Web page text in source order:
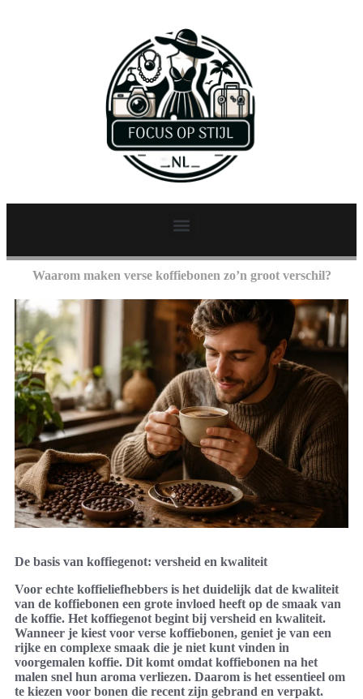
Waarom maken verse koffiebonen zo’n groot verschil?
De basis van koffiegenot: versheid en kwaliteit
Voor echte koffieliefhebbers is het duidelijk dat de kwaliteit
van de koffiebonen een grote invloed heeft op de smaak van
de koffie. Het koffiegenot begint bij versheid en kwaliteit.
Wanneer je kiest voor verse koffiebonen, geniet je van een
rijke en complexe smaak die je niet kunt vinden in
voorgemalen koffie. Dit komt omdat koffiebonen na het
malen snel hun aroma verliezen. Daarom is het essentieel om
te kiezen voor bonen die recent zijn gebrand en verpakt.